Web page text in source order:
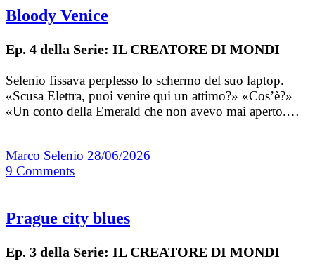
Bloody Venice
Ep. 4 della Serie: IL CREATORE DI MONDI
Selenio fissava perplesso lo schermo del suo laptop.
«Scusa Elettra, puoi venire qui un attimo?» «Cos’è?»
«Un conto della Emerald che non avevo mai aperto.…
Marco Selenio 28/06/2026
9 Comments
Prague city blues
Ep. 3 della Serie: IL CREATORE DI MONDI